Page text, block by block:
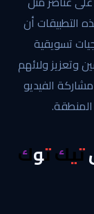
التطبيقات أن
تسويقية
وتعزيز ولائهم
الفيديو
تيك توك